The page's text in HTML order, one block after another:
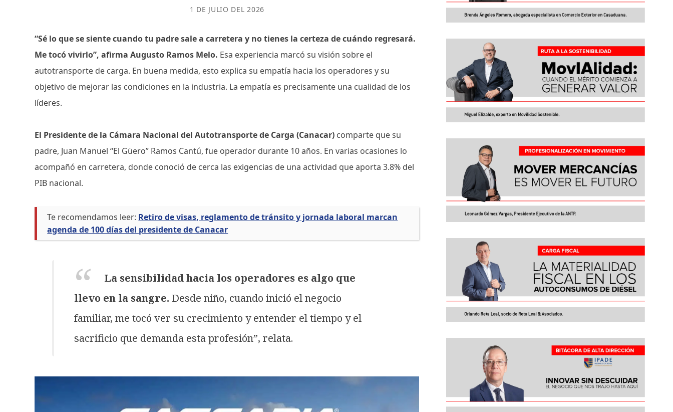
1 DE JULIO DEL 2026
“Sé lo que se siente cuando tu padre sale a carretera y no tienes la certeza de cuándo regresará.
Me tocó vivirlo”, afirma Augusto Ramos Melo. Esa experiencia marcó su visión sobre el
autotransporte de carga. En buena medida, esto explica su empatía hacia los operadores y su
objetivo de mejorar las condiciones en la industria. La empatía es precisamente una cualidad de los
líderes.
El Presidente de la Cámara Nacional del Autotransporte de Carga (Canacar) comparte que su
padre, Juan Manuel “El Güero” Ramos Cantú, fue operador durante 10 años. En varias ocasiones lo
acompañó en carretera, donde conoció de cerca las exigencias de una actividad que aporta 3.8% del
PIB nacional.
Te recomendamos leer: Retiro de visas, reglamento de tránsito y jornada laboral marcan
agenda de 100 días del presidente de Canacar
La sensibilidad hacia los operadores es algo que
llevo en la sangre. Desde niño, cuando inició el negocio
familiar, me tocó ver su crecimiento y entender el tiempo y el
sacrificio que demanda esta profesión”, relata.